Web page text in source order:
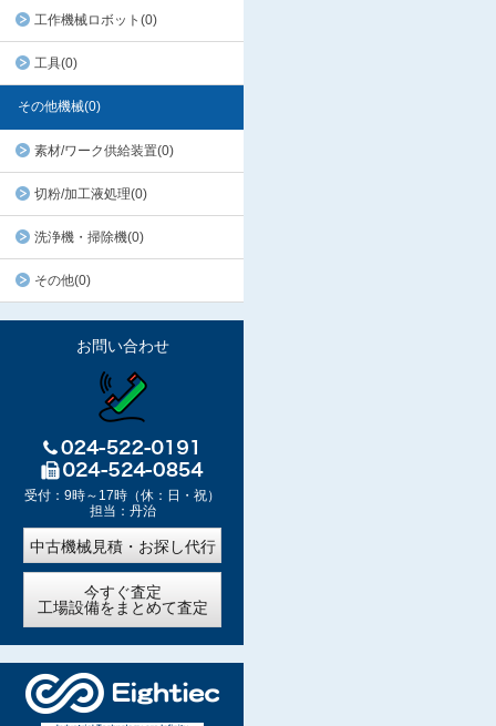
工作機械ロボット(0)
工具(0)
その他機械(0)
素材/ワーク供給装置(0)
切粉/加工液処理(0)
洗浄機・掃除機(0)
その他(0)
お問い合わせ
受付：9時～17時（休：日・祝）
担当：丹治
中古機械見積・お探し代行
今すぐ査定
工場設備をまとめて査定